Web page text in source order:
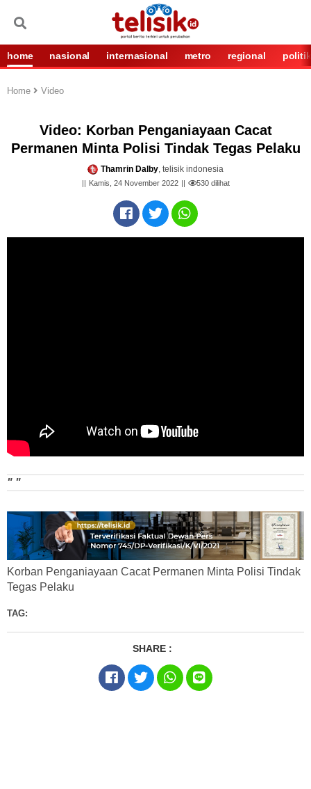
home nasional internasional metro regional politik
Home Video
Video: Korban Penganiayaan Cacat
Permanen Minta Polisi Tindak Tegas Pelaku
Thamrin Dalby, telisik indonesia
Kamis, 24 November 2022 530dilihat
" "
Korban Penganiayaan Cacat Permanen Minta Polisi Tindak
Tegas Pelaku
TAG:
SHARE :